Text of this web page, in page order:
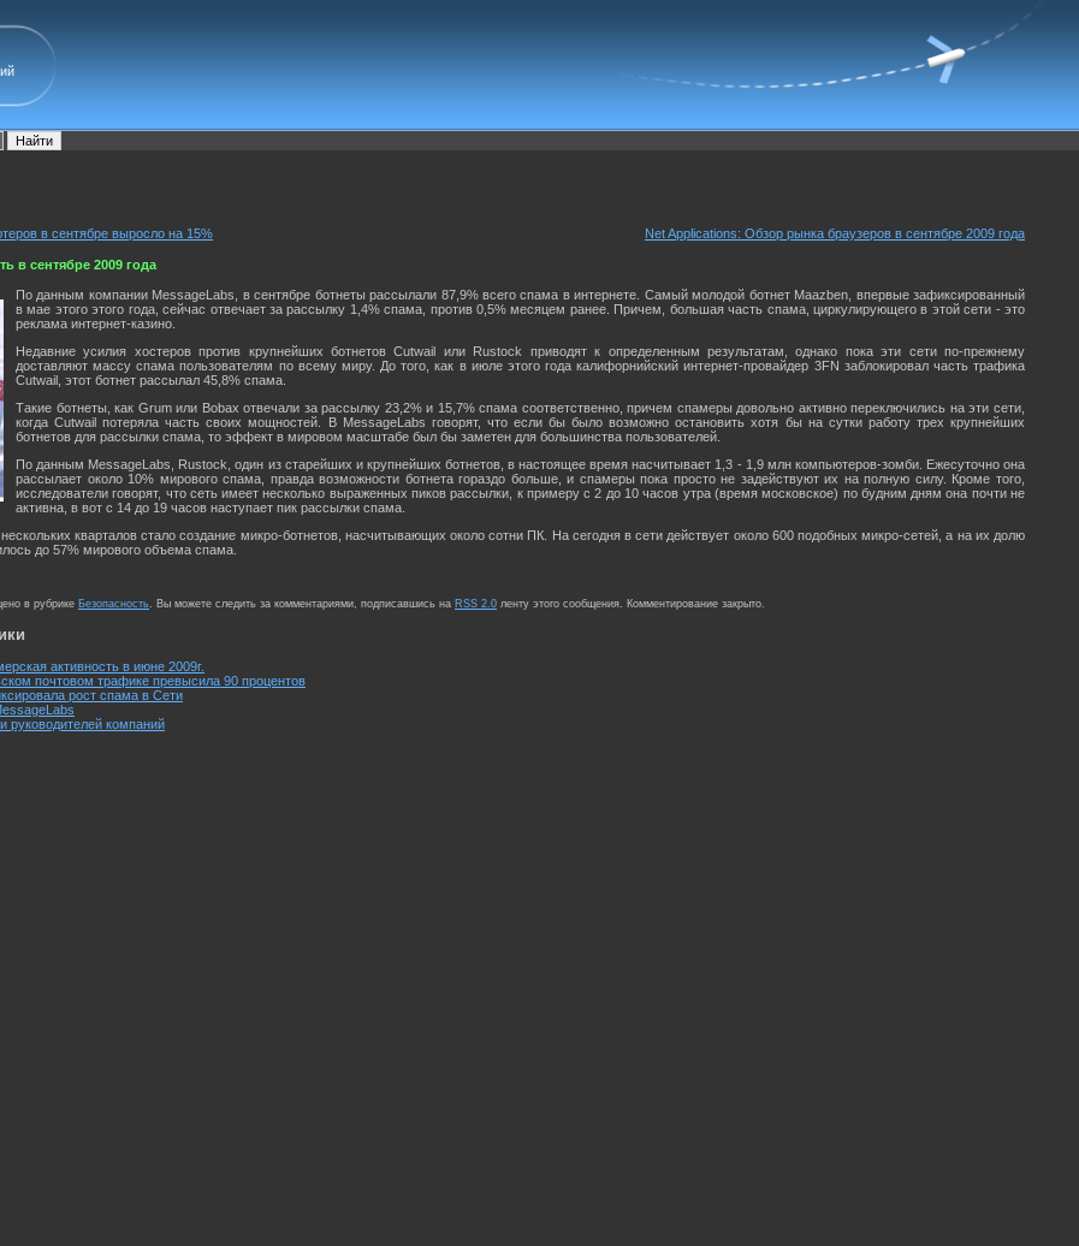
в сентябре выросло на 15% Net Applications: Обзор рынка браузеров в сентябре 2009 года
в сентябре 2009 года
По данным компании MessageLabs, в сентябре ботнеты рассылали 87,9% всего спама в интернете. Самый молодой ботнет Maazben, впервые зафиксированный
в мае этого этого года, сейчас отвечает за рассылку 1,4% спама, против 0,5% месяцем ранее. Причем, большая часть спама, циркулирующего в этой сети - это
реклама интернет-казино.
Недавние усилия хостеров против крупнейших ботнетов Cutwail или Rustock приводят к определенным результатам, однако пока эти сети по-прежнему
доставляют массу спама пользователям по всему миру. До того, как в июле этого года калифорнийский интернет-провайдер 3FN заблокировал часть трафика
Cutwail, этот ботнет рассылал 45,8% спама.
Такие ботнеты, как Grum или Bobax отвечали за рассылку 23,2% и 15,7% спама соответственно, причем спамеры довольно активно переключились на эти сети,
когда Cutwail потеряла часть своих мощностей. В MessageLabs говорят, что если бы было возможно остановить хотя бы на сутки работу трех крупнейших
ботнетов для рассылки спама, то эффект в мировом масштабе был бы заметен для большинства пользователей.
По данным MessageLabs, Rustock, один из старейших и крупнейших ботнетов, в настоящее время насчитывает 1,3 - 1,9 млн компьютеров-зомби. Ежесуточно она
рассылает около 10% мирового спама, правда возможности ботнета гораздо больше, и спамеры пока просто не задействуют их на полную силу. Кроме того,
исследователи говорят, что сеть имеет несколько выраженных пиков рассылки, к примеру с 2 до 10 часов утра (время московское) по будним дням она почти не
активна, в вот с 14 до 19 часов наступает пик рассылки спама.
кварталов стало создание микро-ботнетов, насчитывающих около сотни ПК. На сегодня в сети действует около 600 подобных микро-сетей, а на их долю
до 57% мирового объема спама.
в рубрике Безопасность. Вы можете следить за комментариями, подписавшись на RSS 2.0 ленту этого сообщения. Комментирование закрыто.
активность в июне 2009г.
почтовом трафике превысила 90 процентов
рост спама в Сети
руководителей компаний